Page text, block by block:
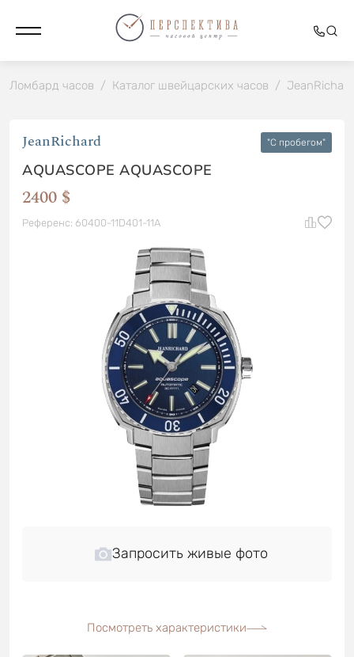
Ломбард часов / Каталог швейцарских часов / JeanRichard
JeanRichard "C пробегом"
AQUASCOPE AQUASCOPE
2400 $
Референс: 60400-11D401-11A
Запросить живые фото
Посмотреть характеристики